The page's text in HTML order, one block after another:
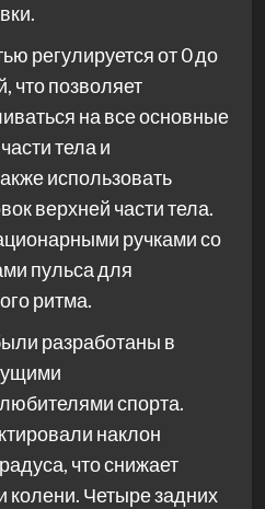
регулируется от 0 до
что позволяет
на все основные
тела и
использовать
верхней части тела.
ручками со
пульса для
ритма.
разработаны в
спорта.
наклон
что снижает
колени. Четыре задних